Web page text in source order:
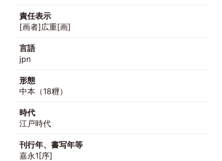
責任表示
[画者]広重[画]
言語
jpn
形態
中本（18糎）
時代
江戸時代
刊行年、書写年等
嘉永1[序]